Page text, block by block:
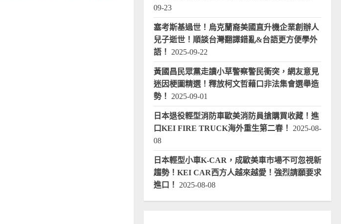
09-23
塞考斯基過世！烏克蘭裔美國直升機企業創辦人
兒子逝世！順談台灣翻譯錯亂&台語更方便學外
語！
2025-09-22
黃國昌民眾黨走讀小草警察警民衝突，網友意見
迷因梗圖精選！釋放柯文哲藉口非法集會選舉造
勢！
2025-09-01
日本退役輕型消防車歐美消防員搶購買收藏！進
口KEI FIRE TRUCK海外重生第二春！
2025-08-
08
日本輕型小車K-CAR，成歐美車市場不可忽視新
趨勢！KEI CAR西方人越來越愛！強烈請願要求
進口！
2025-08-08